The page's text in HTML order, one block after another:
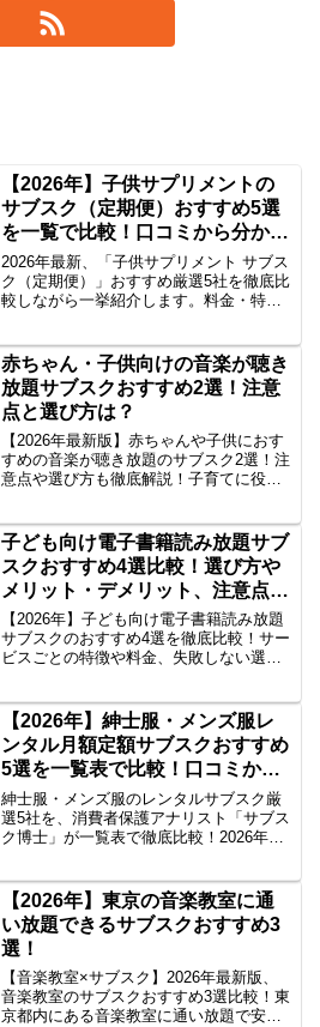
【2026年】子供サプリメントの
サブスク（定期便）おすすめ5選
を一覧で比較！口コミから分かる
注意点は？
2026年最新、「子供サプリメント サブス
ク（定期便）」おすすめ厳選5社を徹底比
較しながら一挙紹介します。料金・特
に確認すべき「解約条件・隠れコスト」
までプロ目線で解説します。
赤ちゃん・子供向けの音楽が聴き
放題サブスクおすすめ2選！注意
点と選び方は？
【2026年最新版】赤ちゃんや子供におす
すめの音楽が聴き放題のサブスク2選！注
意点や選び方も徹底解説！子育てに役立
ピックアップして、項目別に比較検証し
ながら一挙紹介していきます。
子ども向け電子書籍読み放題サブ
スクおすすめ4選比較！選び方や
メリット・デメリット、注意点ま
で徹底解説
【2026年】子ども向け電子書籍読み放題
サブスクのおすすめ4選を徹底比較！サー
ビスごとの特徴や料金、失敗しない選び
ある質問まで網羅。お子様に最適なサー
ビスが必ず見つかります！
【2026年】紳士服・メンズ服レ
ンタル月額定額サブスクおすすめ
5選を一覧表で比較！口コミから
分かるデメリットと注意点
紳士服・メンズ服のレンタルサブスク厳
選5社を、消費者保護アナリスト「サブス
ク博士」が一覧表で徹底比較！2026年最
トや契約前の注意点（解約条件・隠れコ
ストなど）まで、特商法に基づく厳格な
ファクトチェックのもと網羅的に解説し
ます。
【2026年】東京の音楽教室に通
い放題できるサブスクおすすめ3
選！
【音楽教室×サブスク】2026年最新版、
音楽教室のサブスクおすすめ3選比較！東
京都内にある音楽教室に通い放題で安い